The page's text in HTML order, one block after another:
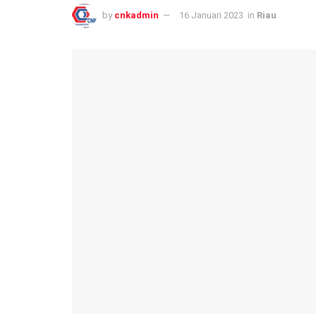
by cnkadmin 16 Januari 2023 in Riau